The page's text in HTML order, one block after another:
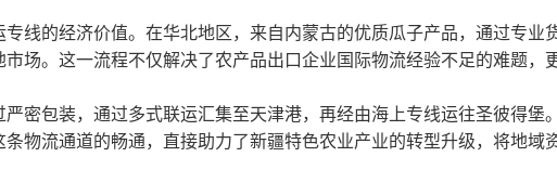
线的经济价值。在华北地区，来自内蒙古的优质瓜子产品，通过专
场。这一流程不仅解决了农产品出口企业国际物流经验不足的难题，
密包装，通过多式联运汇集至天津港，再经由海上专线运往圣彼得堡
物流通道的畅通，直接助力了新疆特色农业产业的转型升级，将地